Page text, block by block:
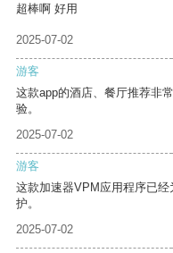
超棒啊 好用
2025-07-02
游客
这款app的酒店、餐厅推荐非
验。
2025-07-02
游客
这款加速器VPM应用程序已
护。
2025-07-02